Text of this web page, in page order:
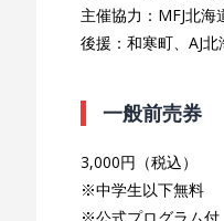
主催協力：MFJ北
後援：和寒町、AJ
一般前売券
3,000円（税込）
※中学生以下無料